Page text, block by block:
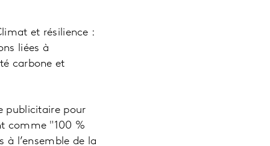
et résilience :
liées à
carbone et
publicitaire pour
comme "100 %
à l’ensemble de la